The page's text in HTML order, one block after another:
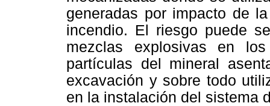
generadas por impacto de
incendio. El riesgo puede
mezclas explosivas en
partículas del mineral
excavación y sobre todo
en la instalación del sistema